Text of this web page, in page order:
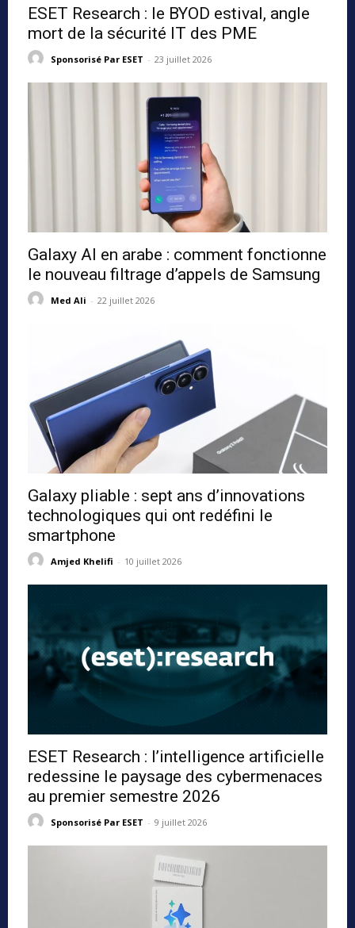
ESET Research : le BYOD estival, angle
mort de la sécurité IT des PME
Sponsorisé Par ESET - 23 juillet 2026
Galaxy AI en arabe : comment fonctionne
le nouveau filtrage d’appels de Samsung
Med Ali - 22 juillet 2026
Galaxy pliable : sept ans d’innovations
technologiques qui ont redéfini le
smartphone
Amjed Khelifi - 10 juillet 2026
ESET Research : l’intelligence artificielle
redessine le paysage des cybermenaces
au premier semestre 2026
Sponsorisé Par ESET - 9 juillet 2026